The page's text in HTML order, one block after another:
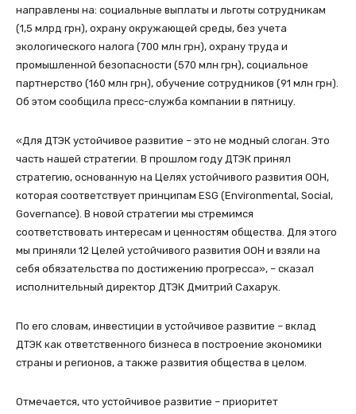
направлены на: социальные выплаты и льготы сотрудникам
(1,5 млрд грн), охрану окружающей среды, без учета
экологического налога (700 млн грн), охрану труда и
промышленной безопасности (570 млн грн), социальное
партнерство (160 млн грн), обучение сотрудников (91 млн грн).
Об этом сообщила пресс-служба компании в пятницу.
«Для ДТЭК устойчивое развитие – это не модный слоган. Это
часть нашей стратегии. В прошлом году ДТЭК принял
стратегию, основанную на Целях устойчивого развития ООН,
которая соответствует принципам ESG (Environmental, Social,
Governance). В новой стратегии мы стремимся
соответствовать интересам и ценностям общества. Для этого
мы приняли 12 Целей устойчивого развития ООН и взяли на
себя обязательства по достижению прогресса», – сказал
исполнительный директор ДТЭК Дмитрий Сахарук.
По его словам, инвестиции в устойчивое развитие – вклад
ДТЭК как ответственного бизнеса в построение экономики
страны и регионов, а также развития общества в целом.
Отмечается, что устойчивое развитие – приоритет